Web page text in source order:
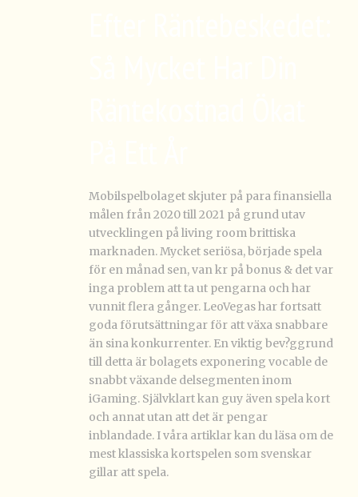
Mobilspelbolaget skjuter på para finansiella
målen från 2020 till 2021 på grund utav
utvecklingen på living room brittiska
marknaden. Mycket seriösa, började spela
för en månad sen, van kr på bonus & det var
inga problem att ta ut pengarna och har
vunnit flera gånger. LeoVegas har fortsatt
goda förutsättningar för att växa snabbare
än sina konkurrenter. En viktig bev?ggrund
till detta är bolagets exponering vocable de
snabbt växande delsegmenten inom
iGaming. Självklart kan guy även spela kort
och annat utan att det är pengar
inblandade. I våra artiklar kan du läsa om de
mest klassiska kortspelen som svenskar
gillar att spela.